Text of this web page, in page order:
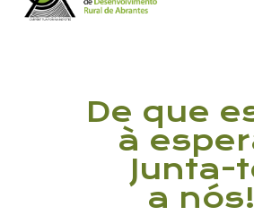
De que
à
Junta-
a nós!